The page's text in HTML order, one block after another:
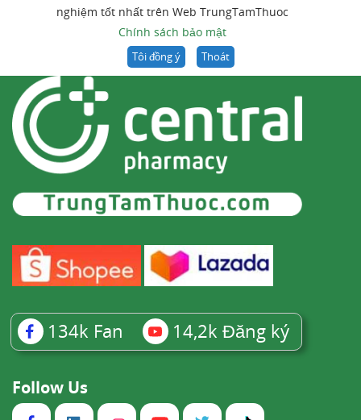
nghiệm tốt nhất trên Web TrungTamThuoc
Chính sách bảo mật
Tôi đồng ý Thoát
134k Fan 14,2k Đăng ký
Follow Us